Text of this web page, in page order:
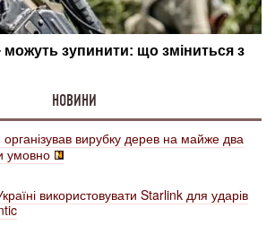
НОВИНИ
вирубку дерев на майже два
умовно
використовувати Starlink для ударів